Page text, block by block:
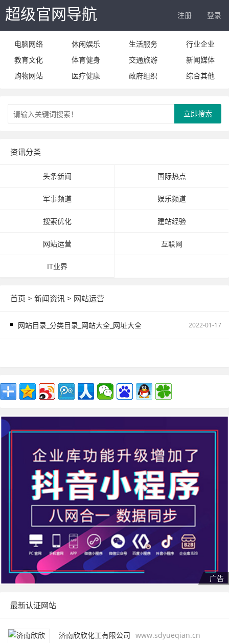
超级官网导航 注册 登录
电脑网络 休闲娱乐 生活服务
行业企业
教育文化
体育健身 交通旅游
新闻媒体
购物网站
医疗健康 政府组织 综合其他
立即搜索
资讯分类
头条新闻 国际热点
军事频道 娱乐频道
搜索优化 建站经验
网站运营 互联网
IT业界
首页 > 新闻资讯 > 网站运营
网站目录_分类目录_网站大全_网址大全 2022-01-17
最新认证网站
济南欣欣化工有限公司 www.sdyueqian.cn